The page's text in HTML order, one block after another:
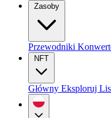
Zasoby
Przewodniki
NFT
Główny Eksploruj